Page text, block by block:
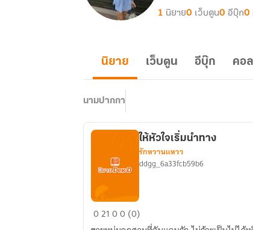
1 นิยาย0 เว็บตูน0 อีบุ๊ก0
นิยาย เว็บตูน อีบุ๊ก คอ
นามปากกา
ให้
ให้หัวใจเริ่มนำทาง
รักหวานแหวว
ddgg_6a33fcb59b6
02100 (0)